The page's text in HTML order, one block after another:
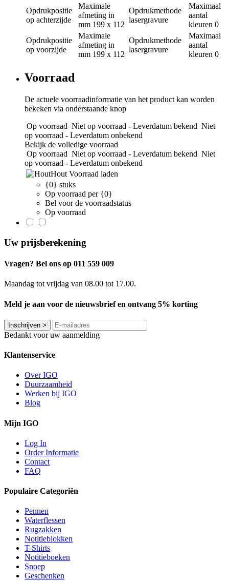
Opdrukpositie
op achterzijde
Maximale
afmeting in
mm 199 x 112
Opdrukmethode
lasergravure
Maximaal
aantal
kleuren 0
Opdrukpositie
op voorzijde
Maximale
afmeting in
mm 199 x 112
Opdrukmethode
lasergravure
Maximaal
aantal
kleuren 0
Voorraad
De actuele voorraadinformatie van het product kan worden
bekeken via onderstaande knop
Op voorraad Niet op voorraad - Leverdatum bekend Niet
op voorraad - Leverdatum onbekend
Bekijk de volledige voorraad
Op voorraad Niet op voorraad - Leverdatum bekend Niet
op voorraad - Leverdatum onbekend
Hout Voorraad laden
{0} stuks
Op voorraad per {0}
Bel voor de voorraadstatus
Op voorraad
Uw prijsberekening
Vragen? Bel ons op 011 559 009
Maandag tot vrijdag van 08.00 tot 17.00.
Meld je aan voor de nieuwsbrief en ontvang 5% korting
Inschrijven >
Bedankt voor uw aanmelding
Klantenservice
Over IGO
Duurzaamheid
Werken bij IGO
Blog
Mijn IGO
Log In
Order Informatie
Contact
FAQ
Populaire Categoriën
Pennen
Waterflessen
Rugzakken
Notitieblokken
T-Shirts
Notitieboeken
Snoep
Geschenken